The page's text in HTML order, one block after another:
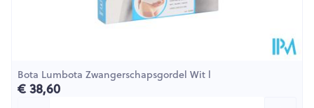
Bota Lumbota Zwangerschapsgordel Wit l
€ 38,60